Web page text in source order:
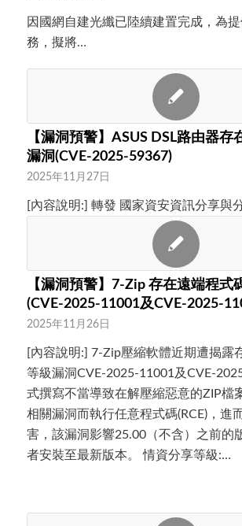
因國網自建光纖已陸續建置完成，為
務，擬將…
【漏洞預警】ASUS DSL路由器存
漏洞(CVE-2025-59367)
2025年11月27日
[內容說明:] 轉發 國家資安資訊分享與
【漏洞預警】7-Zip 存在遠端程式
(CVE-2025-11001及CVE-2025-
2025年11月26日
[內容說明:] 7-Zip壓縮軟體近期遭揭露
等級漏洞CVE-2025-11001及CVE-
式撰寫不當導致在解壓縮惡意的ZIP檔
相關漏洞而執行任意程式碼(RCE)，進
害，該漏洞影響25.00（不含）之前的
者安裝至最新版本。 情資分享等級:…